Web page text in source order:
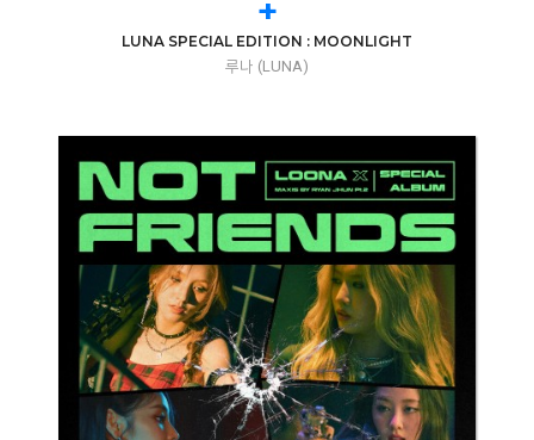
+
LUNA SPECIAL EDITION : MOONLIGHT
루나 (LUNA)